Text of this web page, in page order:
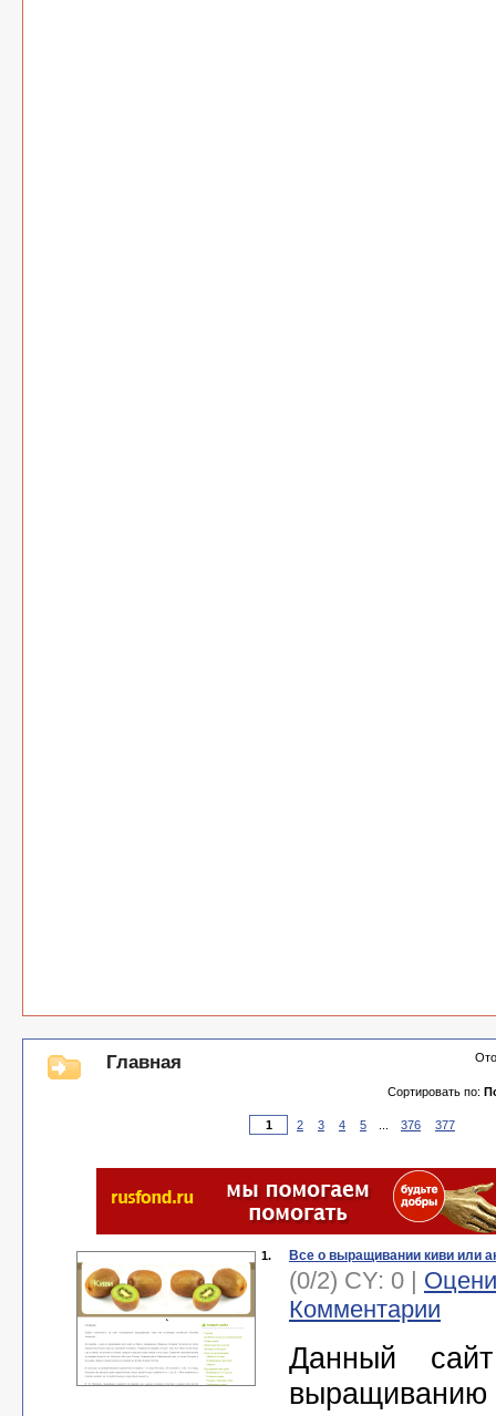
Главная
Сортировать по:
2 3 4 5 376 377
1. Все о выращивании киви или
(0/2) CY: 0 |
Комментарии
Данный